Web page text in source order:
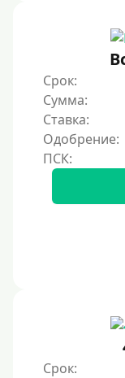
Онлайн
На карту
24/7
Деньги в долг
В долг на карту
Срок
10 дней
Срок:
Сумма:
Ставка:
Одобрение:
Срок: